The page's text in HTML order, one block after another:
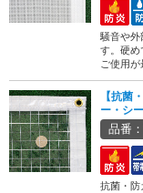
騒音や外
す。硬め
ご使用が
【抗菌
ー・シ
品番
抗菌・防